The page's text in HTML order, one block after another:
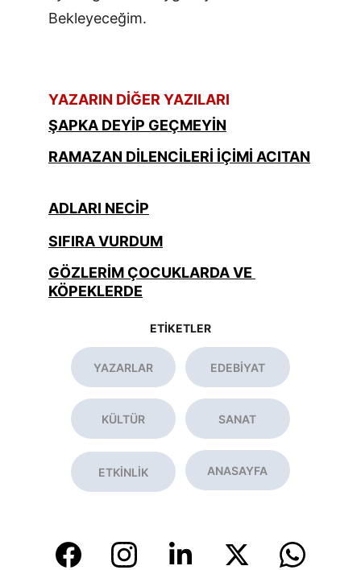
Bekleyeceğim.
YAZARLAR EDEBİYAT
KÜLTÜR SANAT
ETİKETLER
ETKİNLİK ANASAYFA
YAZARIN DİĞER YAZILARI
GÖZLERİM ÇOCUKLARDA VE
KÖPEKLERDE
SIFIRA VURDUM
ADLARI NECİP
RAMAZAN DİLENCİLERİ İÇİMİ ACITAN
ŞAPKA DEYİP GEÇMEYİN